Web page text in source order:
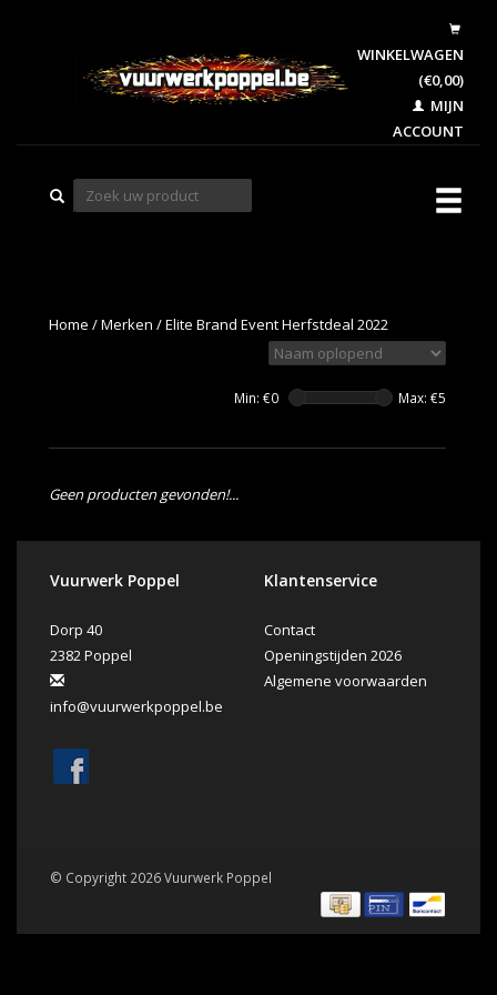
WINKELWAGEN
(€0,00)
MIJN
ACCOUNT
Home /Merken /Elite Brand Event Herfstdeal 2022
Min: €0 Max: €5
Geen producten gevonden!...
Vuurwerk Poppel
Dorp 40
2382 Poppel
info@vuurwerkpoppel.be
Klantenservice
Contact
Openingstijden 2026
Algemene voorwaarden
© Copyright 2026 Vuurwerk Poppel